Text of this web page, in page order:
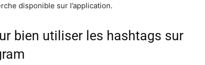
disponible sur l’application.
bien utiliser les hashtags sur